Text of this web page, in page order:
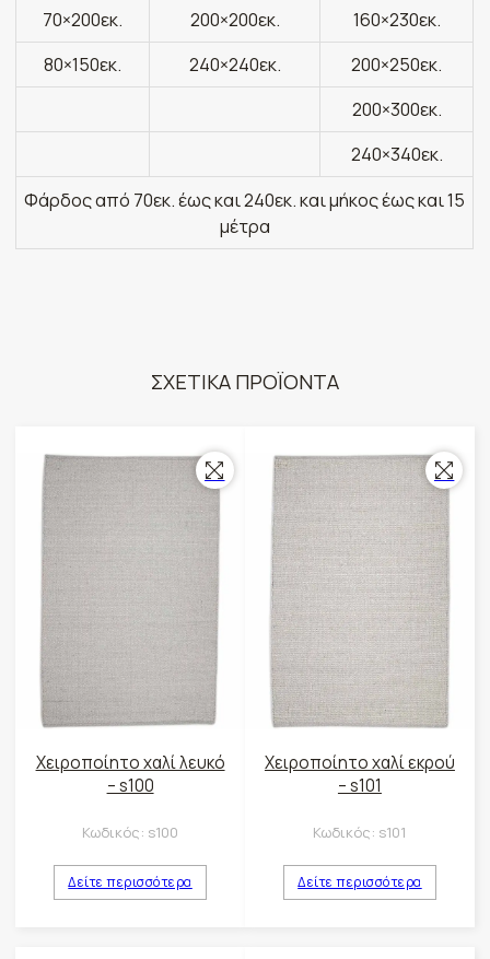
70×200εκ. 200×200εκ.
160×230εκ.
80×150εκ.
240×240εκ.
200×250εκ.
200×300εκ.
240×340εκ.
Φάρδος από 70εκ. έως και 240εκ. και μήκος έως και 15
μέτρα
ΣΧΕΤΙΚΑ ΠΡΟΪΟΝΤΑ
Χειροποίητο χαλί λευκό
– s100
Κωδικός: s100
Δείτε περισσότερα
Χειροποίητο χαλί εκρού
– s101
Κωδικός: s101
Δείτε περισσότερα